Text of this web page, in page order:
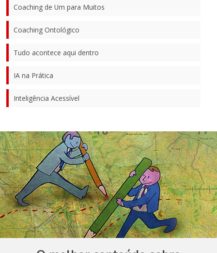
Coaching de Um para Muitos
Coaching Ontológico
Tudo acontece aqui dentro
IA na Prática
Inteligência Acessível